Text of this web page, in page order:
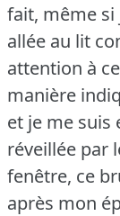
fait, même si
allée au lit
attention à
manière
et je me suis
réveillée par
fenêtre, ce
après mon